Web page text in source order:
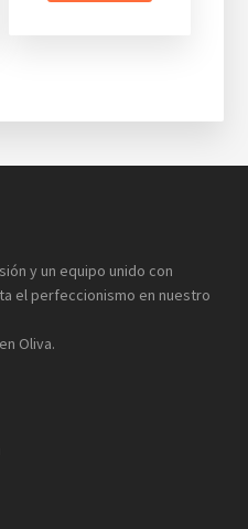
y un equipo unido con
el perfeccionismo en nuestro
Oliva.